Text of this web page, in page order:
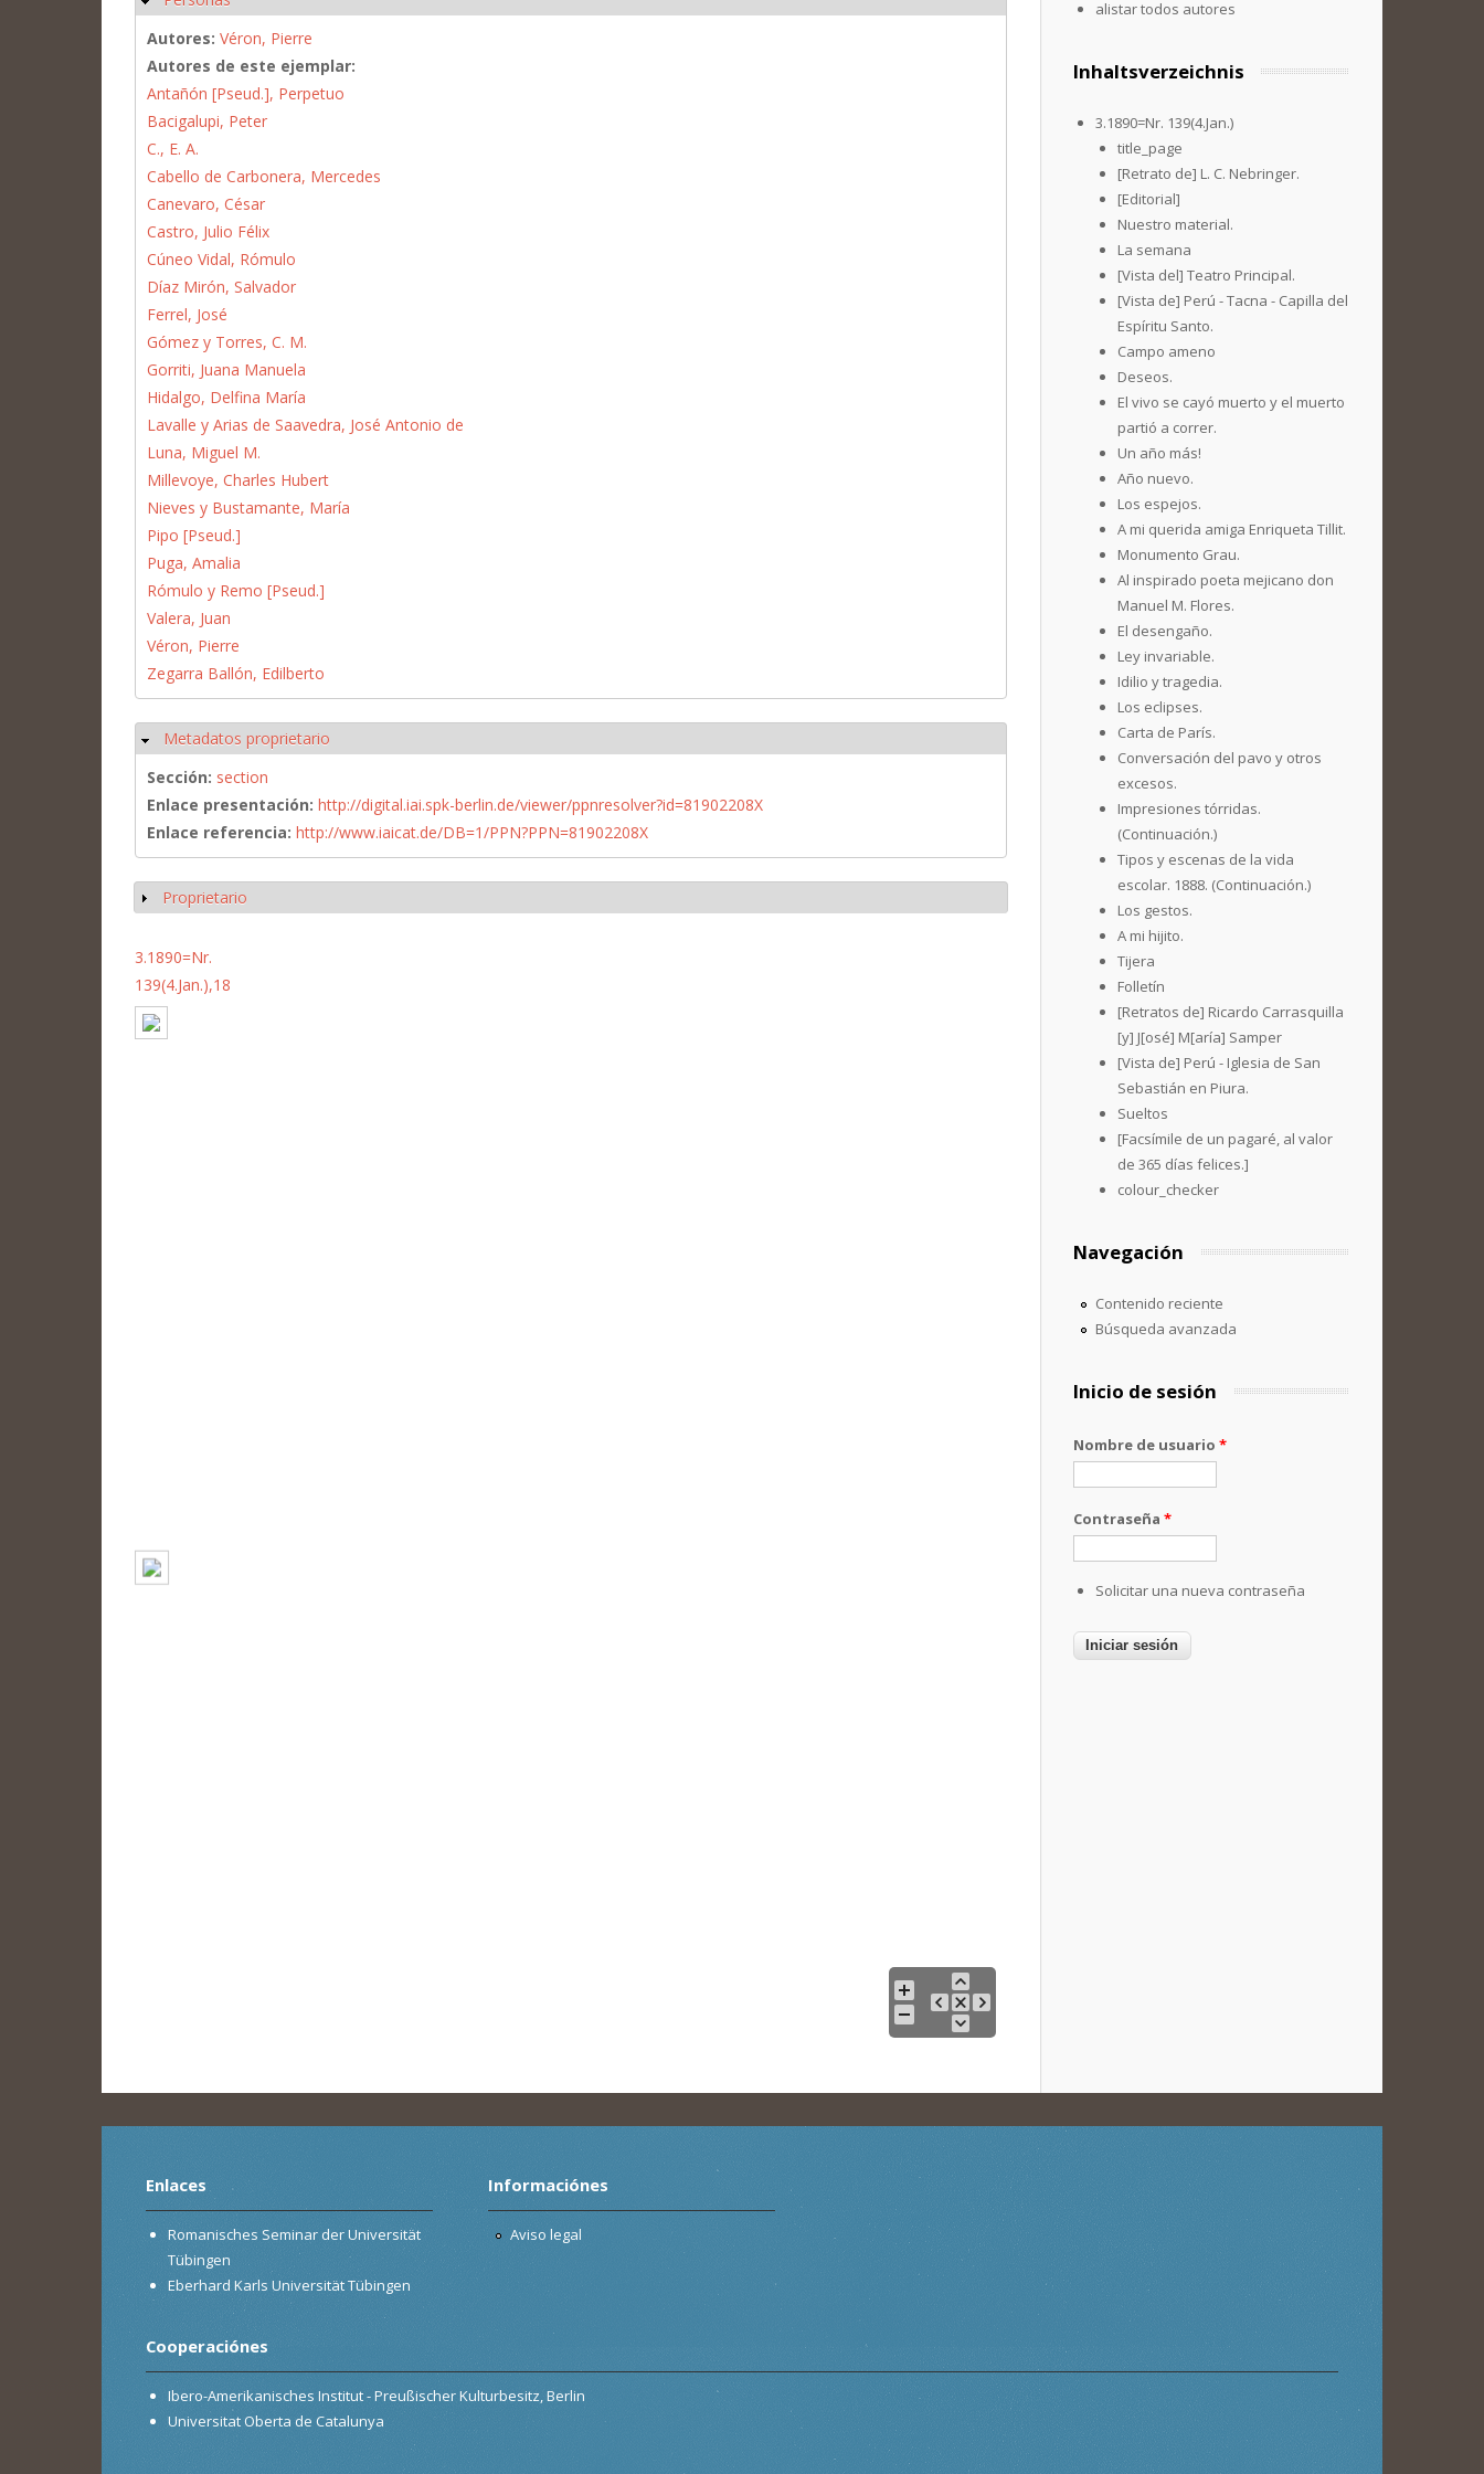
Autores: Véron, Pierre
Autores de este ejemplar:
Antañón [Pseud.], Perpetuo
Bacigalupi, Peter
C., E. A.
Cabello de Carbonera, Mercedes
Canevaro, César
Castro, Julio Félix
Cúneo Vidal, Rómulo
Díaz Mirón, Salvador
Ferrel, José
Gómez y Torres, C. M.
Gorriti, Juana Manuela
Hidalgo, Delfina María
Lavalle y Arias de Saavedra, José Antonio de
Luna, Miguel M.
Millevoye, Charles Hubert
Nieves y Bustamante, María
Pipo [Pseud.]
Puga, Amalia
Rómulo y Remo [Pseud.]
Valera, Juan
Véron, Pierre
Zegarra Ballón, Edilberto
Ocultar
Metadatos proprietario
Sección: section
Enlace presentación: http://digital.iai.spk-berlin.de/viewer/ppnresolver?id=81902208X
Enlace referencia: http://www.iaicat.de/DB=1/PPN?PPN=81902208X
Mostrar
Proprietario
3.1890=Nr.
139(4.Jan.),18
alistar todos autores
Inhaltsverzeichnis
3.1890=Nr. 139(4.Jan.)
title_page
[Retrato de] L. C. Nebringer.
[Editorial]
Nuestro material.
La semana
[Vista del] Teatro Principal.
[Vista de] Perú - Tacna - Capilla del
Espíritu Santo.
Campo ameno
Deseos.
El vivo se cayó muerto y el muerto
partió a correr.
Un año más!
Año nuevo.
Los espejos.
A mi querida amiga Enriqueta Tillit.
Monumento Grau.
Al inspirado poeta mejicano don
Manuel M. Flores.
El desengaño.
Ley invariable.
Idilio y tragedia.
Los eclipses.
Carta de París.
Conversación del pavo y otros
excesos.
Impresiones tórridas.
(Continuación.)
Tipos y escenas de la vida
escolar. 1888. (Continuación.)
Los gestos.
A mi hijito.
Tijera
Folletín
[Retratos de] Ricardo Carrasquilla
[y] J[osé] M[aría] Samper
[Vista de] Perú - Iglesia de San
Sebastián en Piura.
Sueltos
[Facsímile de un pagaré, al valor
de 365 días felices.]
colour_checker
Navegación
Contenido reciente
Búsqueda avanzada
Inicio de sesión
Nombre de usuario *
Contraseña *
Solicitar una nueva contraseña
Enlaces
Romanisches Seminar der Universität
Tübingen
Eberhard Karls Universität Tübingen
Informaciónes
Aviso legal
Cooperaciónes
Ibero-Amerikanisches Institut - Preußischer Kulturbesitz, Berlin
Universitat Oberta de Catalunya